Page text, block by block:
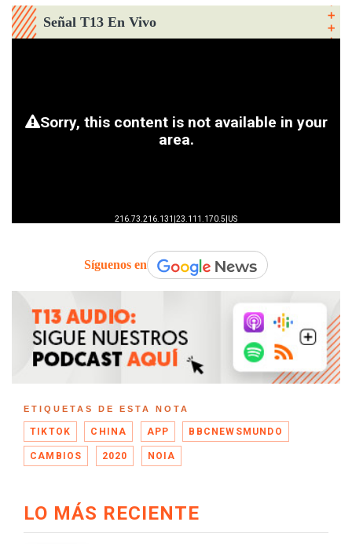
Señal T13 En Vivo
Síguenos en
ETIQUETAS DE ESTA NOTA
TIKTOK CHINA APP BBCNEWSMUNDO
CAMBIOS 2020 NOIA
LO MÁS RECIENTE